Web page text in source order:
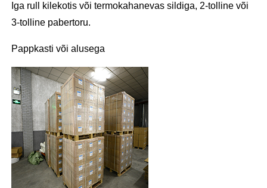
Iga rull kilekotis või termokahanevas sildiga, 2-tolline või
3-tolline pabertoru.
Pappkasti või alusega